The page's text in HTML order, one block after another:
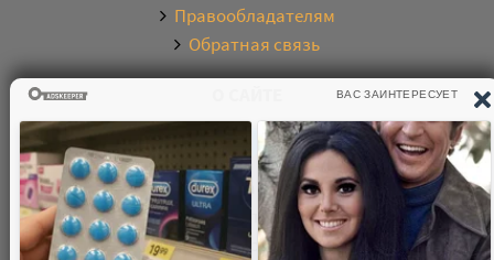
Правообладателям
Обратная связь
Электронная библиотека аудиокниг. Более 20000
аудиокниг в хорошем качестве. Слушайте аудиокниги
бесплатно онлайн и без регистрации. По любым